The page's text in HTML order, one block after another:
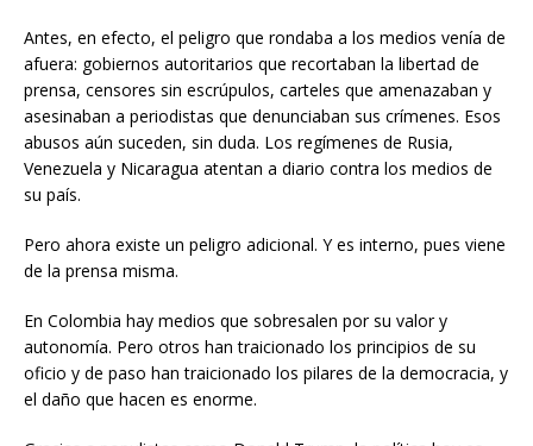
Antes, en efecto, el peligro que rondaba a los medios venía de
afuera: gobiernos autoritarios que recortaban la libertad de
prensa, censores sin escrúpulos, carteles que amenazaban y
asesinaban a periodistas que denunciaban sus crímenes. Esos
abusos aún suceden, sin duda. Los regímenes de Rusia,
Venezuela y Nicaragua atentan a diario contra los medios de
su país.
Pero ahora existe un peligro adicional. Y es interno, pues viene
de la prensa misma.
En Colombia hay medios que sobresalen por su valor y
autonomía. Pero otros han traicionado los principios de su
oficio y de paso han traicionado los pilares de la democracia, y
el daño que hacen es enorme.